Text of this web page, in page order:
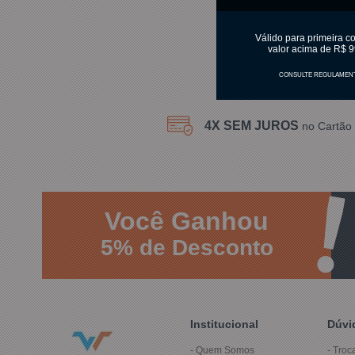
Válido para primeira
valor acima de R$
CONSULTE
4X SEM JUROS no Cartão
VocêGanhou
5%de Desconto
Institucional
Quem Somos